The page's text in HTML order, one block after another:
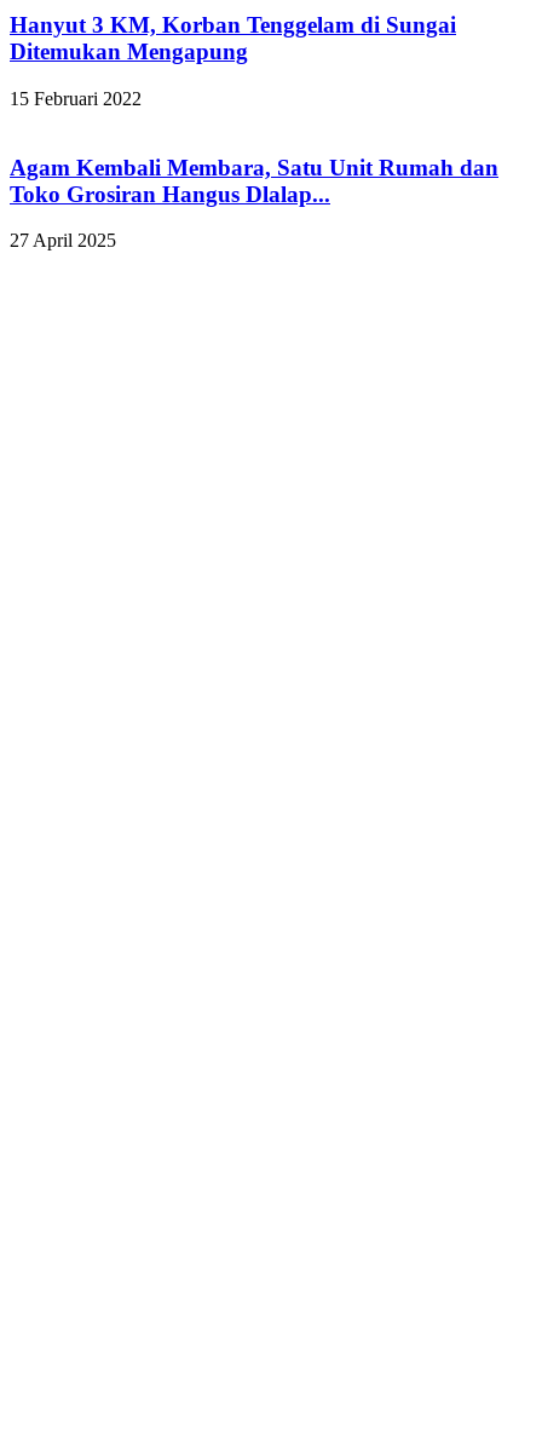
Hanyut 3 KM, Korban Tenggelam di Sungai
Ditemukan Mengapung
15 Februari 2022
Agam Kembali Membara, Satu Unit Rumah dan
Toko Grosiran Hangus Dlalap...
27 April 2025